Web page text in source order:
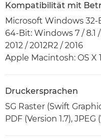
Kompatibilität mit
Microsoft Windows 32-
64-Bit: Windows 7 / 8.1
2012 / 2012R2 / 2016
Apple Macintosh: OS X
Druckersprachen
SG Raster (Swift
PDF (Version 1.7), JPEG